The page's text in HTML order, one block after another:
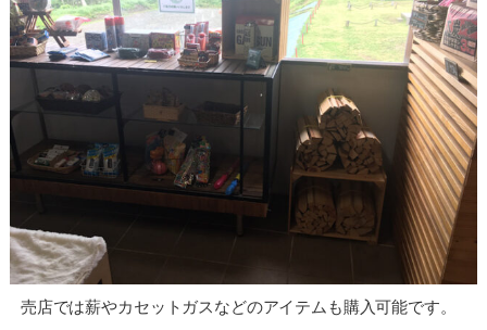
売店では薪やカセットガスなどのアイテムも購入可能です。